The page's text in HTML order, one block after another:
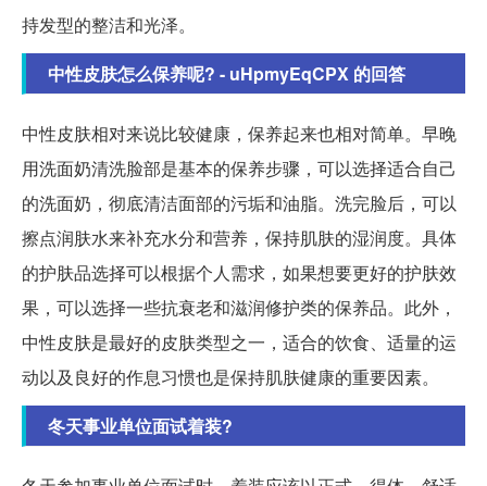
持发型的整洁和光泽。
中性皮肤怎么保养呢? - uHpmyEqCPX 的回答
中性皮肤相对来说比较健康，保养起来也相对简单。早晚
用洗面奶清洗脸部是基本的保养步骤，可以选择适合自己
的洗面奶，彻底清洁面部的污垢和油脂。洗完脸后，可以
擦点润肤水来补充水分和营养，保持肌肤的湿润度。具体
的护肤品选择可以根据个人需求，如果想要更好的护肤效
果，可以选择一些抗衰老和滋润修护类的保养品。此外，
中性皮肤是最好的皮肤类型之一，适合的饮食、适量的运
动以及良好的作息习惯也是保持肌肤健康的重要因素。
冬天事业单位面试着装?